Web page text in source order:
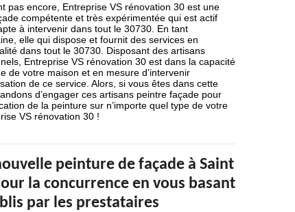
pas encore, Entreprise VS rénovation 30 est une
compétente et très expérimentée qui est actif
à intervenir dans tout le 30730. En tant
elle qui dispose et fournit des services en
dans tout le 30730. Disposant des artisans
Entreprise VS rénovation 30 est dans la capacité
de votre maison et en mesure d’intervenir
de ce service. Alors, si vous êtes dans cette
d’engager ces artisans peintre façade pour
de la peinture sur n’importe quel type de votre
VS rénovation 30 !
peinture de façade à Saint
la concurrence en vous basant
par les prestataires